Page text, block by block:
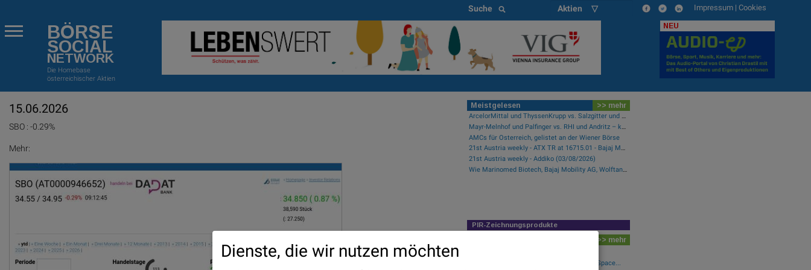
Suche Aktien ▽ Impressum | Cookies
BÖRSE
SOCIAL
NETWORK
Die Homebase
österreichischer Aktien
NEU
15.06.2026
SBO : -0.29%
Mehr:
Meistgelesen >> mehr
ArcelorMittal und ThyssenKrupp vs. Salzgitter und voestalpine – kommentierter KW 32 Peer Group Watch Stahl
Mayr-Melnhof und Palfinger vs. RHI und Andritz – kommentierter KW 32 Peer Group Watch Zykliker Österreich
AMCs für Österreich, gelistet an der Wiener Börse
21st Austria weekly - ATX TR at 16715.01 - Bajaj Mobility AG, AT&S and RHI Magnesita best-performing, Österreichische Post with weakest performance (08/08/2026)
21st Austria weekly - Addiko (03/08/2026)
Wie Marinomed Biotech, Bajaj Mobility AG, Wolftank-Adisa, Athos Immobilien, Rosenbauer und Telekom Austria für Gesprächsstoff in Österreich sorgten
PIR-Zeichnungsprodukte
>> mehr
Fear of missing out bei wikifolio 09.08.26: Space...
Dienste, die wir nutzen möchten